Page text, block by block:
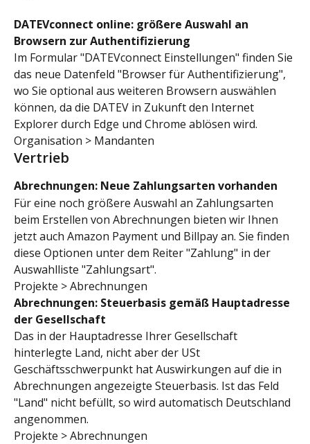
DATEVconnect online: größere Auswahl an
Browsern zur Authentifizierung
Im Formular "DATEVconnect Einstellungen" finden Sie
das neue Datenfeld "Browser für Authentifizierung",
wo Sie optional aus weiteren Browsern auswählen
können, da die DATEV in Zukunft den Internet
Explorer durch Edge und Chrome ablösen wird.
Organisation > Mandanten
Vertrieb
Abrechnungen: Neue Zahlungsarten vorhanden
Für eine noch größere Auswahl an Zahlungsarten
beim Erstellen von Abrechnungen bieten wir Ihnen
jetzt auch Amazon Payment und Billpay an. Sie finden
diese Optionen unter dem Reiter "Zahlung" in der
Auswahlliste "Zahlungsart".
Projekte > Abrechnungen
Abrechnungen: Steuerbasis gemäß Hauptadresse
der Gesellschaft
Das in der Hauptadresse Ihrer Gesellschaft
hinterlegte Land, nicht aber der USt
Geschäftsschwerpunkt hat Auswirkungen auf die in
Abrechnungen angezeigte Steuerbasis. Ist das Feld
"Land" nicht befüllt, so wird automatisch Deutschland
angenommen.
Projekte > Abrechnungen